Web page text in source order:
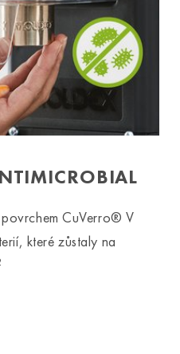
CuVerro® V
které zůstaly na